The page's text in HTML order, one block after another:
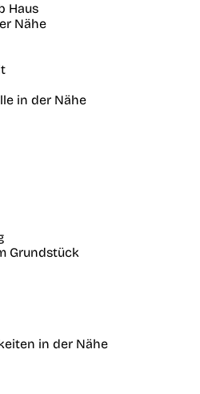
Haus
Nähe
in der Nähe
Grundstück
in der Nähe